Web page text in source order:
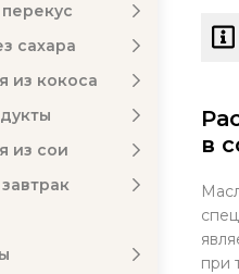
сахара
из кокоса
из сои
в
при